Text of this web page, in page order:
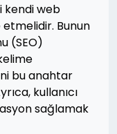
kendi web
Bunun
(SEO)
bu anahtar
kullanıcı
sağlamak